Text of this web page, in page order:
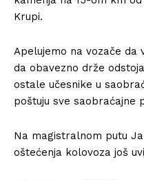
Krupi.
Apelujemo na vozače da
da obavezno drže
ostale učesnike u
poštuju sve saobraćajne
Na magistralnom putu
oštećenja kolovoza još